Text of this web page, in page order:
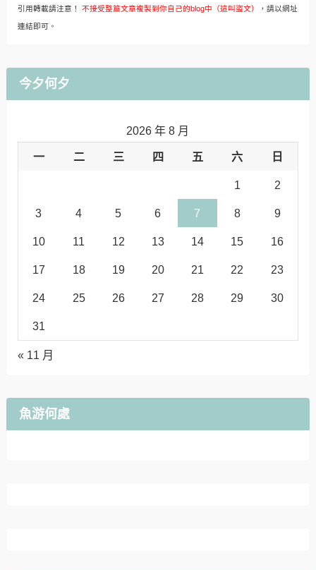
引用轉載請注意！ 不接受整篇文章複製到你自己的blog中（這叫盜文） ，請以網址
連結即可。
今夕何夕
2026 年 8 月
一 二 三 四 五 六 日
1 2
3 4 5 6 7 8 9
10 11 12 13 14 15 16
17 18 19 20 21 22 23
24 25 26 27 28 29 30
31
« 11 月
魚游何處